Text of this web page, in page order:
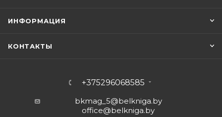
ИНФОРМАЦИЯ
КОНТАКТЫ
+375296068585
bkmag_5@belkniga.by
office@belkniga.by